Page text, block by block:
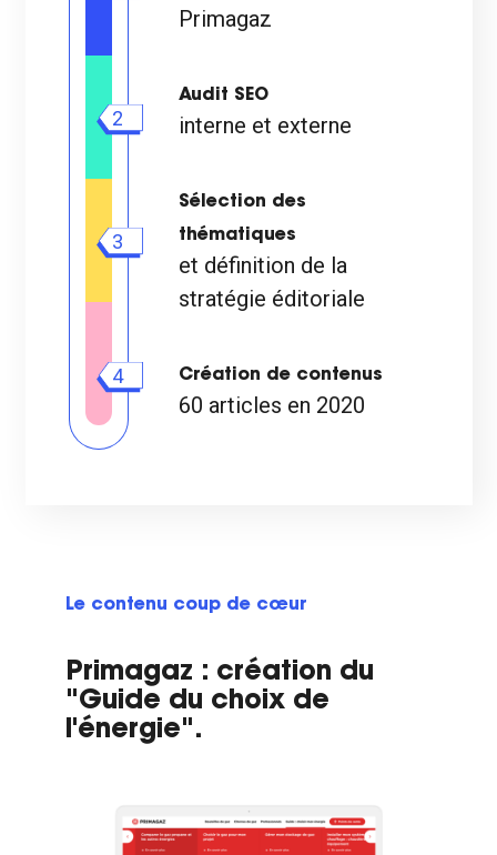
Primagaz
Audit SEO
interne et externe
Sélection des
thématiques
et définition de la
stratégie éditoriale
Création de contenus
60 articles en 2020
2
3
4
Le contenu coup de cœur
Primagaz : création du
"Guide du choix de
l'énergie".